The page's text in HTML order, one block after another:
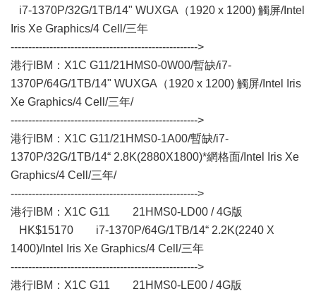
i7-1370P/32G/1TB/14" WUXGA（1920 x 1200) 觸屏/Intel
Iris Xe Graphics/4 Cell/三年
----------------------------------------------------->
港行IBM：X1C G11/21HMS0-0W00/暫缺/i7-
1370P/64G/1TB/14" WUXGA（1920 x 1200) 觸屏/Intel Iris
Xe Graphics/4 Cell/三年/
----------------------------------------------------->
港行IBM：X1C G11/21HMS0-1A00/暫缺/i7-
1370P/32G/1TB/14“ 2.8K(2880X1800)*網格面/Intel Iris Xe
Graphics/4 Cell/三年/
----------------------------------------------------->
港行IBM：X1C G11 21HMS0-LD00 / 4G版
HK$15170 i7-1370P/64G/1TB/14“ 2.2K(2240 X
1400)/Intel Iris Xe Graphics/4 Cell/三年
----------------------------------------------------->
港行IBM：X1C G11 21HMS0-LE00 / 4G版